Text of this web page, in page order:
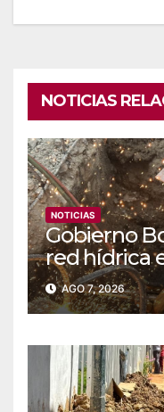
NOTICIAS
NOTICIAS
Gobierno
red hídrica
Majada
AGO 7, 2026